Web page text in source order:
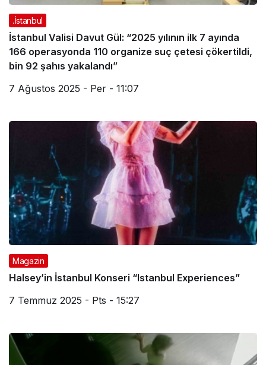
.İstanbul
İstanbul Valisi Davut Gül: “2025 yılının ilk 7 ayında
166 operasyonda 110 organize suç çetesi çökertildi,
bin 92 şahıs yakalandı”
7 Ağustos 2025 - Per - 11:07
Magazin
Halsey’in İstanbul Konseri “Istanbul Experiences”
7 Temmuz 2025 - Pts - 15:27